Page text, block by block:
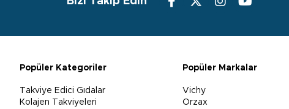
Popüler Kategoriler
Takviye Edici Gıdalar
Kolajen Takviyeleri
Popüler Markalar
Vichy
Orzax